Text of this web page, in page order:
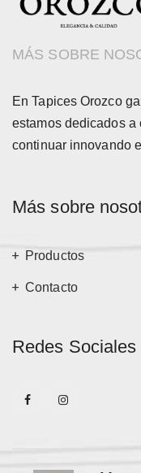
MÁS SOBRE
En Tapices Orozco
estamos dedicados a
continuar innovando
Más sobre
Productos
Contacto
Redes Sociales